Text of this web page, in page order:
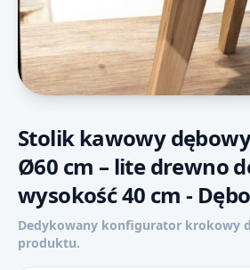
Stolik kawowy dębowy
Ø60 cm – lite drewno
wysokość 40 cm -
Dedykowany konfigurator krokowy
produktu.